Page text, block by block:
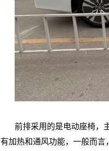
前排采用的是电动座椅，
有加热和通风功能，一般而